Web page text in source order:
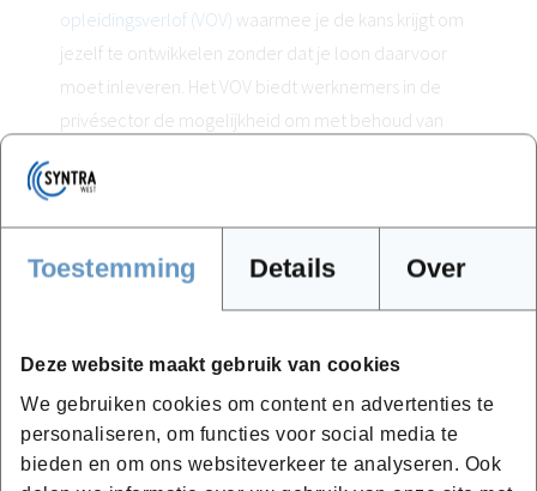
Toestemming Details Over
Deze website maakt gebruik van cookies
We gebruiken cookies om content en advertenties te
personaliseren, om functies voor social media te
bieden en om ons websiteverkeer te analyseren. Ook
opleidingsverlof (VOV) waarmee je de kans krijgt om
jezelf te ontwikkelen zonder dat je loon daarvoor
moet inleveren. Het VOV biedt werknemers in de
privésector de mogelijkheid om met behoud van
opleiding te volgen. Dit betekent dat je je passie voor
bijvoorbeeld bakken, kappen of techniek kunt
najagen, terwijl je nog steeds je bijdrage levert op de
Werk je minstens halftijds? Dan kom je al in
aanmerking, zolang de opleiding geregistreerd staat
in de opleidingsdatabank Vlaamse
opleidingsincentives. Afhankelijk van je werkuren kun